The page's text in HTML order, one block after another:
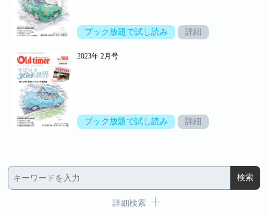
ブック放題で試し読み 詳細
2023年 2月号
ブック放題で試し読み 詳細
詳細検索